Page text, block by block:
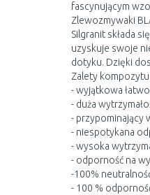
fascynującym
Zlewozmywaki
Silgranit składa
uzyskuje swoje
dotyku. Dzięki
Zalety kompozytu
- wyjątkowa
- duża
- przypominający
- niespotykana
- wysoka
- odporność na
-100%
- 100 %